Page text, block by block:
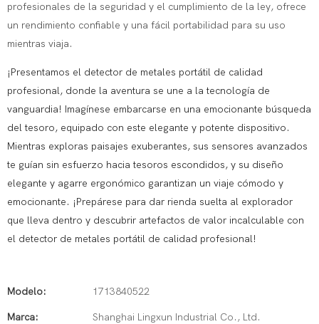
profesionales de la seguridad y el cumplimiento de la ley, ofrece
un rendimiento confiable y una fácil portabilidad para su uso
mientras viaja.
¡Presentamos el detector de metales portátil de calidad
profesional, donde la aventura se une a la tecnología de
vanguardia! Imagínese embarcarse en una emocionante búsqueda
del tesoro, equipado con este elegante y potente dispositivo.
Mientras exploras paisajes exuberantes, sus sensores avanzados
te guían sin esfuerzo hacia tesoros escondidos, y su diseño
elegante y agarre ergonómico garantizan un viaje cómodo y
emocionante. ¡Prepárese para dar rienda suelta al explorador
que lleva dentro y descubrir artefactos de valor incalculable con
el detector de metales portátil de calidad profesional!
Modelo: 1713840522
Marca: Shanghai Lingxun Industrial Co., Ltd.